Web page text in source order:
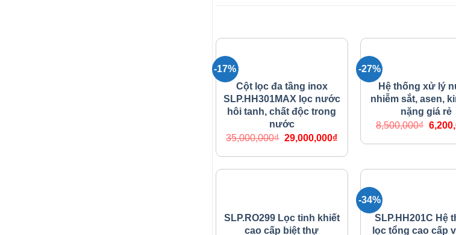
-17%HỆ THỐNG LỌC NƯỚC
Cột lọc đa tầng inox
SLP.HH301MAX lọc nước
hôi tanh, chất độc trong
nước
35,000,000₫ Giá
là:
29,000,000₫Giá
tại
29,000,000₫.
-27%HỆ THỐNG LỌC
Hệ thống xử lý
nhiễm sắt, asen,
nặng giá rẻ
8,500,000₫ Giá
là:
SLP.RO299 Lọc tinh khiết
cao cấp biệt thự
-34%HỆ THỐNG LỌC
SLP.HH201C Hệ
lọc tổng cao cấp